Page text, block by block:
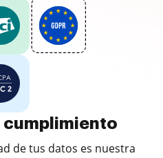
cumplimiento
de tus datos es nuestra